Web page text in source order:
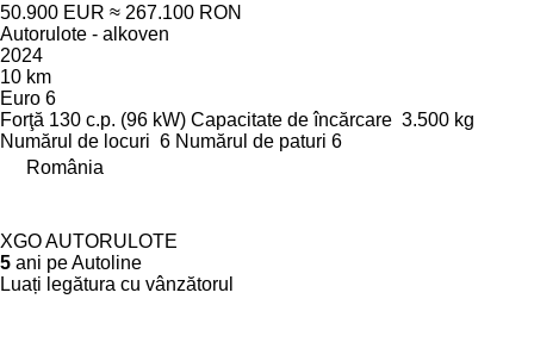
50.900 EUR ≈ 267.100 RON
Autorulote - alkoven
2024
10 km
Euro 6
Forţă 130 c.p. (96 kW) Capacitate de încărcare 3.500 kg
Numărul de locuri 6 Numărul de paturi 6
România
XGO AUTORULOTE
5 ani pe Autoline
Luați legătura cu vânzătorul